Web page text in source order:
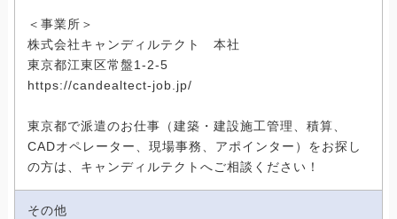
＜事業所＞
株式会社キャンディルテクト 本社
東京都江東区常盤1-2-5
https://candealtect-job.jp/
東京都で派遣のお仕事（建築・建設施工管理、積算、
CADオペレーター、現場事務、アポインター）をお探し
の方は、キャンディルテクトへご相談ください！
その他